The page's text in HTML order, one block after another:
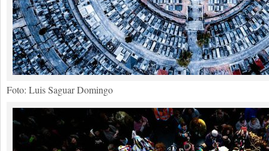
Foto: Luis Saguar Domingo